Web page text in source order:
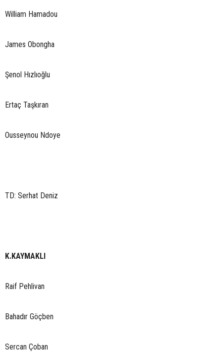
William Hamadou
James Obongha
Şenol Hızlıoğlu
Ertaç Taşkıran
Ousseynou Ndoye
TD: Serhat Deniz
K.KAYMAKLI
Raif Pehlivan
Bahadır Göçben
Sercan Çoban